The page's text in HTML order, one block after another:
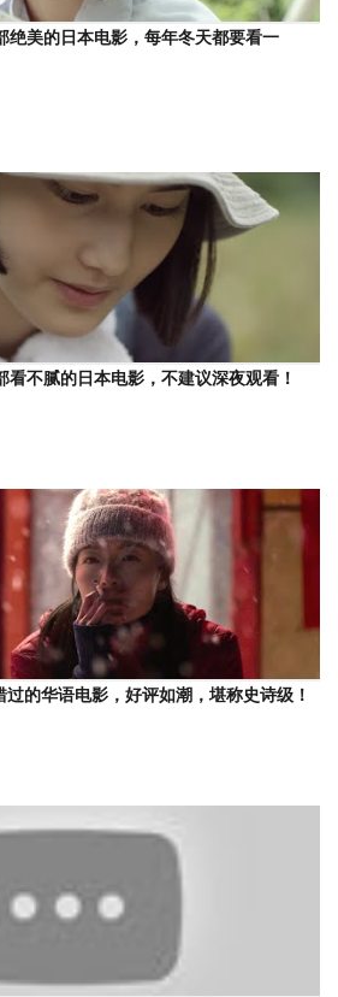
绝美的日本电影，每年冬天都要看一
看不腻的日本电影，不建议深夜观看！
过的华语电影，好评如潮，堪称史诗级！